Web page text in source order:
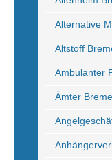
Alternative
Altstoff
Ambulanter
Ämter